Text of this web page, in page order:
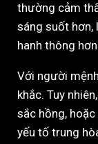
thường cảm
sáng suốt hơn,
hanh thông
Với người
khắc. Tuy
sắc hồng,
yếu tố trung